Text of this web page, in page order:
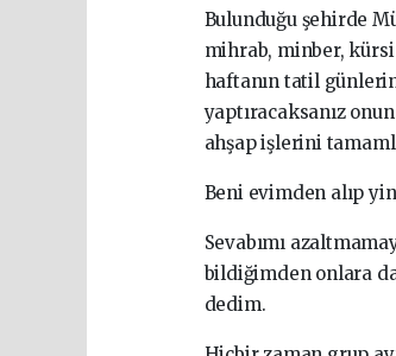
Bulunduğu şehirde
mihrab, minber,
haftanın tatil
yaptıracaksanız
ahşap işlerini
Beni evimden alıp
Sevabımı
bildiğimden onlara
dedim.